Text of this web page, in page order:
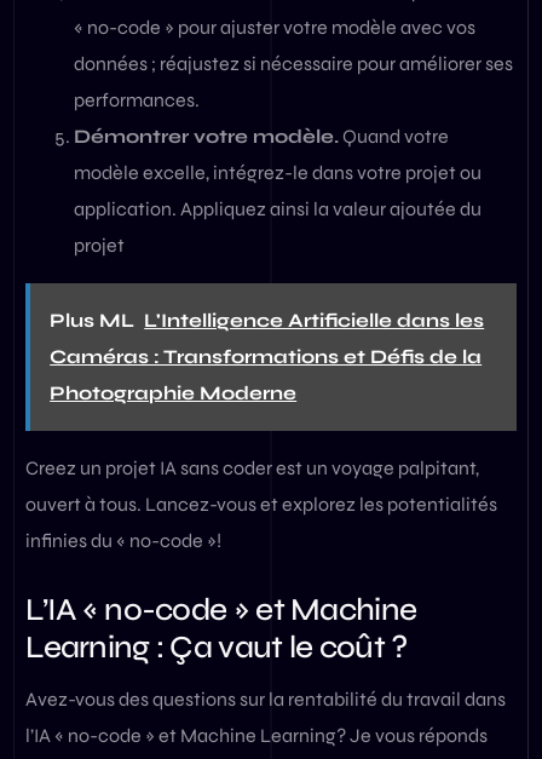
« no-code » pour ajuster votre modèle avec vos
données ; réajustez si nécessaire pour améliorer ses
performances.
Démontrer votre modèle.Quand votre
modèle excelle, intégrez-le dans votre projet ou
application. Appliquez ainsi la valeur ajoutée du
projet
Plus ML L'Intelligence Artificielle dans les
Caméras : Transformations et Défis de la
Photographie Moderne
Creez un projet IA sans coder est un voyage palpitant,
ouvert à tous. Lancez-vous et explorez les potentialités
infinies du « no-code »!
L’IA « no-code » et Machine
Learning : Ça vaut le coût ?
Avez-vous des questions sur la rentabilité du travail dans
l’IA « no-code » et Machine Learning? Je vous réponds